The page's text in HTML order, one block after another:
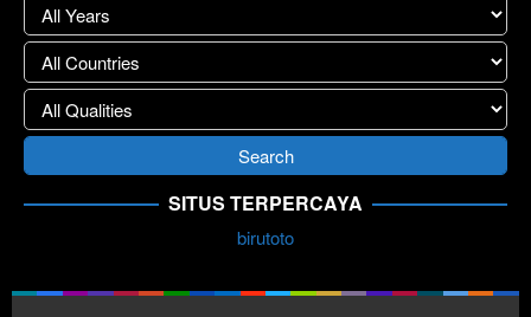
SITUS TERPERCAYA
birutoto